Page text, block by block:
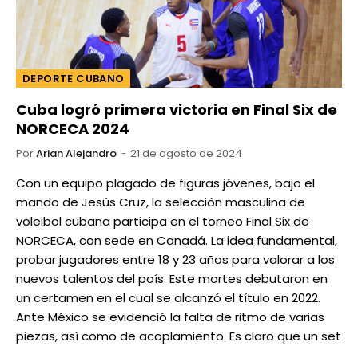
DEPORTE CUBANO
Cuba logró primera victoria en Final Six de
NORCECA 2024
PorArian Alejandro 21 de agosto de 2024
Con un equipo plagado de figuras jóvenes, bajo el
mando de Jesús Cruz, la selección masculina de
voleibol cubana participa en el torneo Final Six de
NORCECA, con sede en Canadá. La idea fundamental,
probar jugadores entre 18 y 23 años para valorar a los
nuevos talentos del país. Este martes debutaron en
un certamen en el cual se alcanzó el título en 2022.
Ante México se evidenció la falta de ritmo de varias
piezas, así como de acoplamiento. Es claro que un set